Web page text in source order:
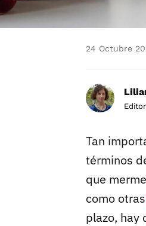
24 Octubre
Editor
Tan
términos
que
como otras
plazo, hay